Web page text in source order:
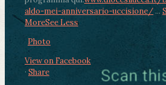
aldo-mei-anniversario-uccisione/ ...
MoreSee Less
Photo
View on Facebook
· Share